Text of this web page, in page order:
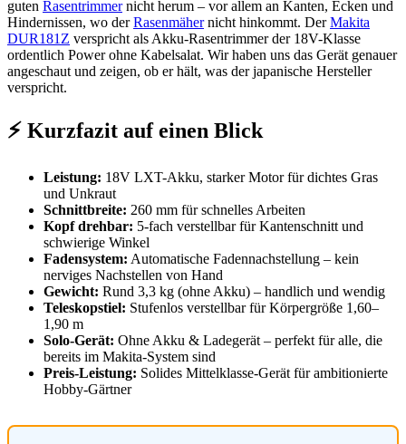
guten Rasentrimmernicht herum – vor allem an Kanten, Ecken und
Hindernissen, wo derRasenmähernicht hinkommt. DerMakita
DUR181Z verspricht als Akku-Rasentrimmer der 18V-Klasse
ordentlich Power ohne Kabelsalat. Wir haben uns das Gerät genauer
angeschaut und zeigen, ob er hält, was der japanische Hersteller
verspricht.
⚡ Kurzfazit auf einen Blick
Leistung: 18V LXT-Akku, starker Motor für dichtes Gras
und Unkraut
Schnittbreite: 260 mm für schnelles Arbeiten
Kopf drehbar: 5-fach verstellbar für Kantenschnitt und
schwierige Winkel
Fadensystem: Automatische Fadennachstellung – kein
nerviges Nachstellen von Hand
Gewicht: Rund 3,3 kg (ohne Akku) – handlich und wendig
Teleskopstiel: Stufenlos verstellbar für Körpergröße 1,60–
1,90 m
Solo-Gerät: Ohne Akku & Ladegerät – perfekt für alle, die
bereits im Makita-System sind
Preis-Leistung: Solides Mittelklasse-Gerät für ambitionierte
Hobby-Gärtner